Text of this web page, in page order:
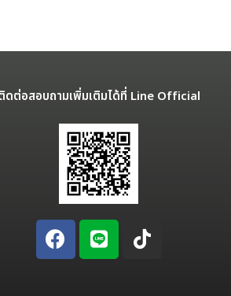
ดต่อสอบถามเพิ่มเติมได้ที่ Line Official